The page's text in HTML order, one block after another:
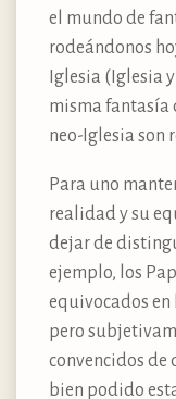
el mundo de
rodeándonos
Iglesia (Iglesia
misma fantasía
neo-Iglesia son
Para uno
realidad y su
dejar de
ejemplo, los
equivocados en
pero
convencidos de
bien podido